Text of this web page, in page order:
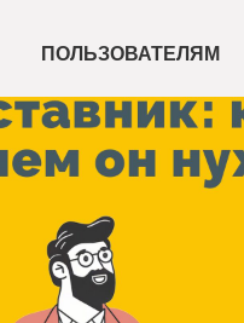
ПОЛЬЗОВАТЕЛЯМ